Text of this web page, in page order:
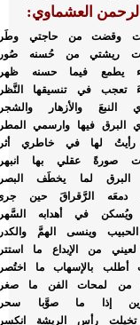
العشماوي:
وقضت من حاجتي
ريشتي من حُسنه
يطمع فيما حسنه
تعجب في تنسيقها
النبعَ والأزهار
البرق فيها وارسمي
لها في خاطري
صورةً عقلي بها
البرق لما يخطَف
دمعَه الرَّقراقَ حين
ويُسكن في أهدابه
وينسى الهمَّ
من الإبداع ما
أطلب بالإسهاب ما
من لمحات الفن ما
إذا ما صوَّبا
رأس الريشة